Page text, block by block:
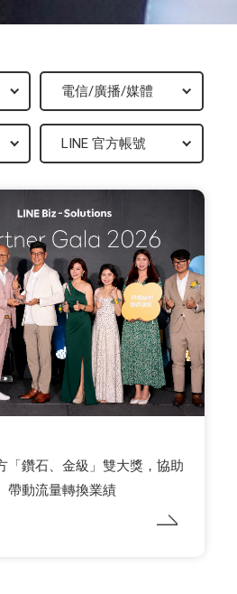
「鑽石、金級」雙大獎，協助
帶動流量轉換業績